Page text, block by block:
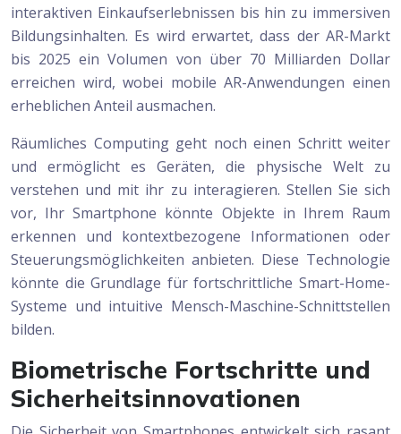
interaktiven Einkaufserlebnissen bis hin zu immersiven
Bildungsinhalten. Es wird erwartet, dass der AR-Markt
bis 2025 ein Volumen von über 70 Milliarden Dollar
erreichen wird, wobei mobile AR-Anwendungen einen
erheblichen Anteil ausmachen.
Räumliches Computing geht noch einen Schritt weiter
und ermöglicht es Geräten, die physische Welt zu
verstehen und mit ihr zu interagieren. Stellen Sie sich
vor, Ihr Smartphone könnte Objekte in Ihrem Raum
erkennen und kontextbezogene Informationen oder
Steuerungsmöglichkeiten anbieten. Diese Technologie
könnte die Grundlage für fortschrittliche Smart-Home-
Systeme und intuitive Mensch-Maschine-Schnittstellen
bilden.
Biometrische Fortschritte und
Sicherheitsinnovationen